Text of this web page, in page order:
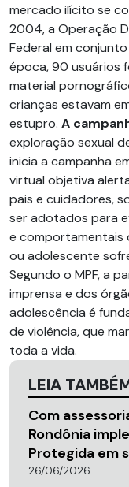
mercado ilícito se
2004, a Operação
Federal em
época, 90 usuários
material
crianças estavam
estupro. A
exploração sexual
inicia a campanha
virtual objetiva
pais e cuidadores,
ser adotados para
e comportamentais
ou adolescente
Segundo o MPF, a
imprensa e dos
adolescência é
de violência, que
toda a vida.
LEIA
Com
Rondônia
Protegida em
26/06/2026